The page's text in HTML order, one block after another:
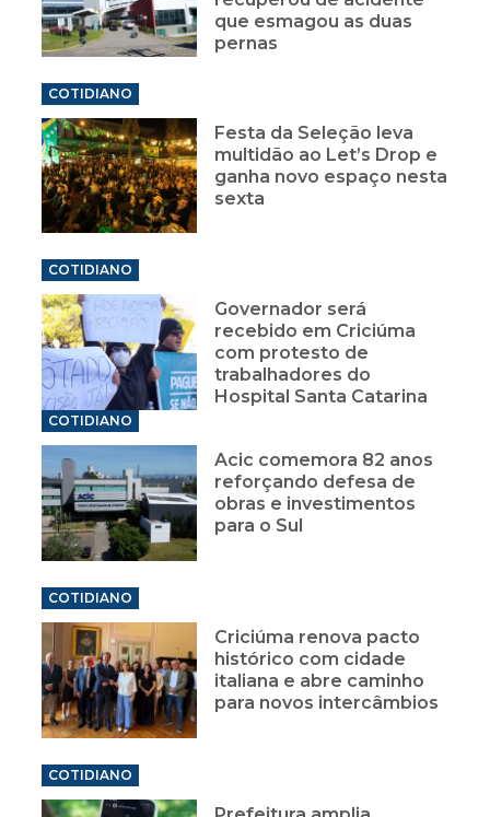
que esmagou as duas
pernas
COTIDIANO
Festa da Seleção leva
multidão ao Let’s Drop e
ganha novo espaço nesta
sexta
COTIDIANO
Governador será
recebido em Criciúma
com protesto de
trabalhadores do
Hospital Santa Catarina
COTIDIANO
Acic comemora 82 anos
reforçando defesa de
obras e investimentos
para o Sul
COTIDIANO
Criciúma renova pacto
histórico com cidade
italiana e abre caminho
para novos intercâmbios
COTIDIANO